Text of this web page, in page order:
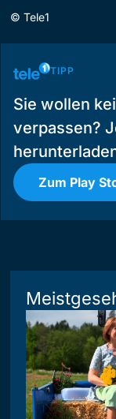
© Tele1
TIPP
Sie wollen
verpassen?
Zum Play